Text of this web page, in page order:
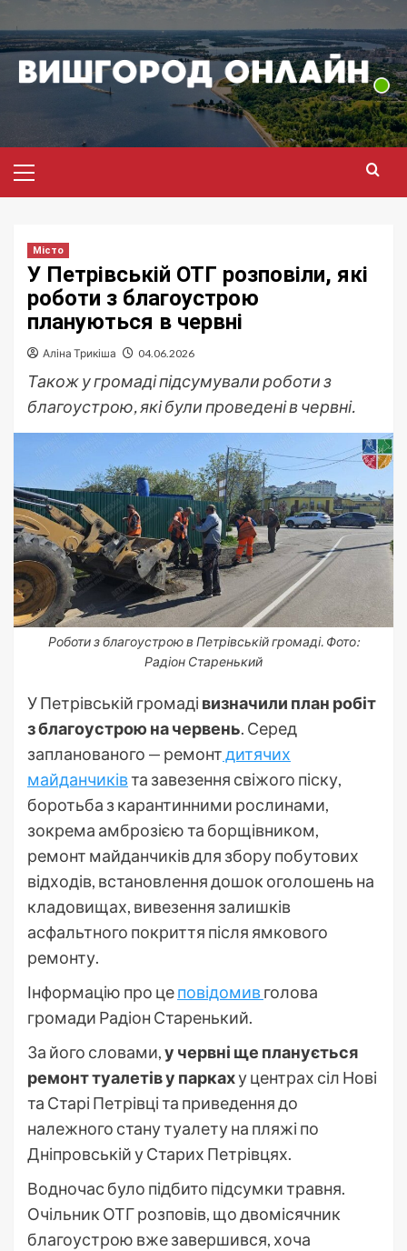
до
вмісту
меню
Місто
У Петрівській ОТГ розповіли, які
роботи з благоустрою
плануються в червні
Аліна Трикіша 04.06.2026
Також у громаді підсумували роботи з
благоустрою, які були проведені в червні.
Роботи з благоустрою в Петрівській громаді. Фото:
Радіон Старенький
У Петрівській громаді визначили план робіт
з благоустрою на червень. Серед
запланованого — ремонтдитячих
майданчиківта завезення свіжого піску,
боротьба з карантинними рослинами,
зокрема амброзією та борщівником,
ремонт майданчиків для збору побутових
відходів, встановлення дошок оголошень на
кладовищах, вивезення залишків
асфальтного покриття після ямкового
ремонту.
Інформацію про цеповідомивголова
громади Радіон Старенький.
За його словами,у червні ще планується
ремонт туалетів у паркаху центрах сіл Нові
та Старі Петрівці та приведення до
належного стану туалету на пляжі по
Дніпровській у Старих Петрівцях.
Водночас було підбито підсумки травня.
Очільник ОТГ розповів, що двомісячник
благоустрою вже завершився, хоча